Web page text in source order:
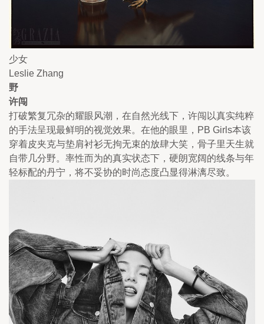
少女
Leslie Zhang
野
许闯
打破繁复冗杂的耀眼风潮，在自然光线下，许闯以真实纯粹
的手法呈现最鲜明的视觉效果。在他的眼里，PB Girls本该
穿着皮夹克与垫肩衬衫无拘无束的放肆大笑，骨子里天生就
自带几分野。率性而为的真实状态下，硬朗宽阔的线条与年
轻标配的丹宁，将不妥协的时尚态度凸显得淋漓尽致。